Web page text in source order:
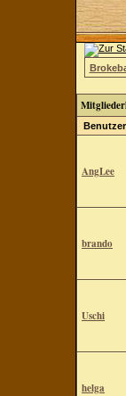
AngLee
brando
Uschi
helga